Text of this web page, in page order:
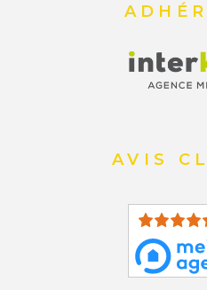
AVIS